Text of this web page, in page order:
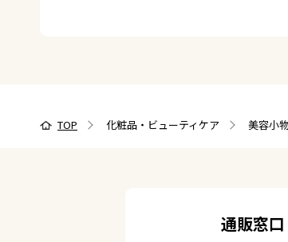
TOP 化粧品・ビューティケア 美容小
通販窓